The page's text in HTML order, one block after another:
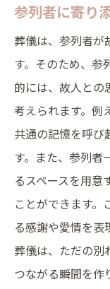
参列者に寄り
葬儀は、参列者が
す。そのため、参
的には、故人との
考えられます。例
共通の記憶を呼び
す。また、参列者
るスペースを用意
ことができます。
る感謝や愛情を表
葬儀は、ただの別
つながる瞬間を作